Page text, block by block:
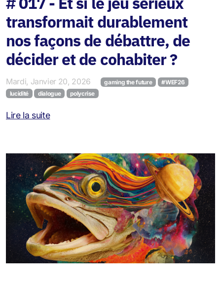
transformait durablement
nos façons de débattre, de
décider et de cohabiter ?
Mardi, Janvier 20, 2026 gaming the future
#WEF26
lucidité
dialogue polycrise
Lire la suite